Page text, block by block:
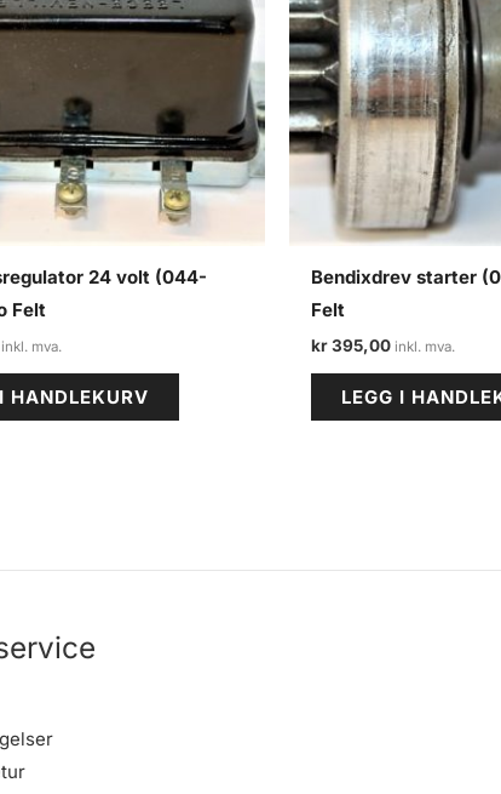
24 volt (044-
Felt
HANDLEKURV
Bendixdrev starter
Felt
kr395,00
LEGG I